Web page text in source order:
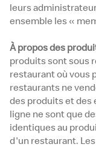
leurs
ensemble les «
À propos des
produits sont sous
restaurant où vous
restaurants ne
des produits et des
ligne ne sont que
identiques au
d'un restaurant.